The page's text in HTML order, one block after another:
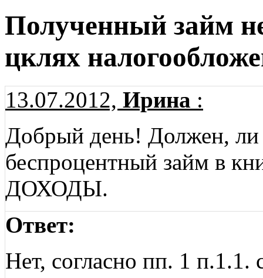
Полученный займ
цклях
13.07.2012, Ирина :
Добрый день! Должен, ли
беспроцентный займ в
ДОХОДЫ.
Ответ:
Нет, согласно пп. 1